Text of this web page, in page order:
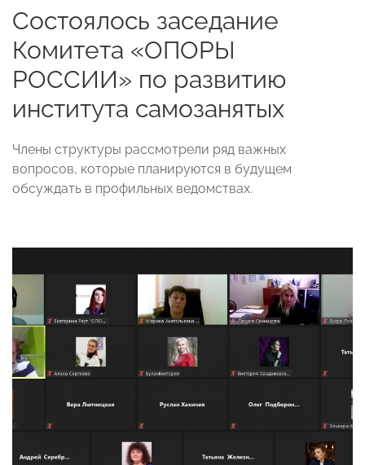
Состоялось заседание
Комитета «ОПОРЫ
РОССИИ» по развитию
института самозанятых
Члены структуры рассмотрели ряд важных
вопросов, которые планируются в будущем
обсуждать в профильных ведомствах.